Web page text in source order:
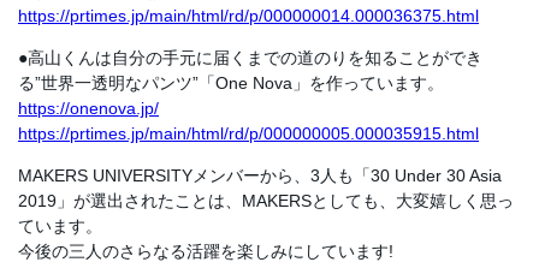
https://prtimes.jp/main/html/rd/p/000000014.000036375.html
●高山くんは自分の手元に届くまでの道のりを知ることができ
る”世界一透明なパンツ”「One Nova」を作っています。
https://onenova.jp/
https://prtimes.jp/main/html/rd/p/000000005.000035915.html
MAKERS UNIVERSITYメンバーから、3人も「30 Under 30 Asia
2019」が選出されたことは、MAKERSとしても、大変嬉しく思っ
ています。
今後の三人のさらなる活躍を楽しみにしています!